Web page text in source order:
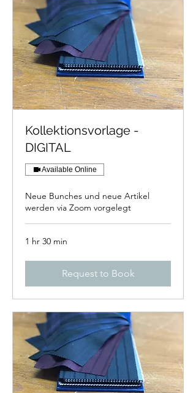
Kollektionsvorlage -
DIGITAL
Available Online
Neue Bunches und neue Artikel
werden via Zoom vorgelegt
1 hr 30 min
Request to Book